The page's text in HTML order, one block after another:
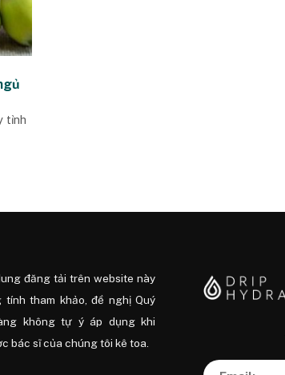
tỉnh
đăng tải trên website này
tính tham khảo, đề nghị Quý
không tự ý áp dụng khi
bác sĩ của chúng tôi kê toa.